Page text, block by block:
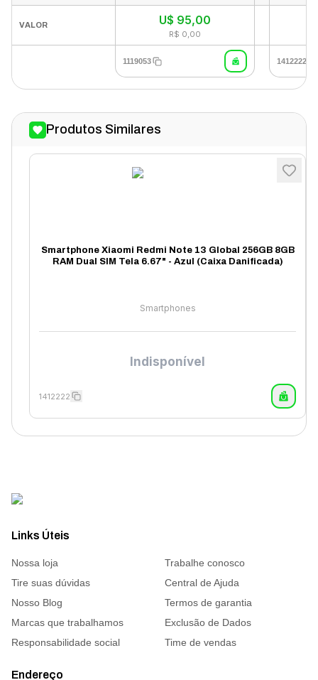
VALOR U$ 95,00
R$ 0,00
1119053 1412222
Produtos Similares
Smartphone Xiaomi Redmi Note 13 Global 256GB 8GB
RAM Dual SIM Tela 6.67" - Azul (Caixa Danificada)
Smartphones
Indisponível
1412222
Links Úteis
Nossa loja
Trabalhe conosco
Tire suas dúvidas
Central de Ajuda
Nosso Blog
Termos de garantia
Marcas que trabalhamos
Exclusão de Dados
Responsabilidade social
Time de vendas
Endereço